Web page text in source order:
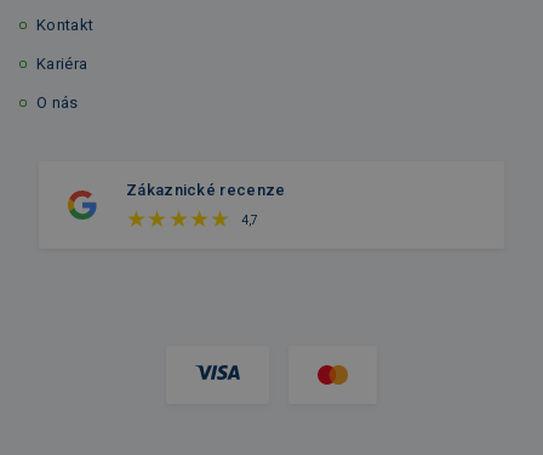
Kontakt
Kariéra
O nás
Zákaznické recenze
4,7